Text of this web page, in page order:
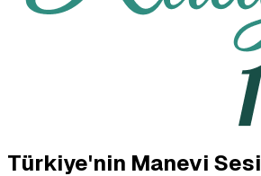
Türkiye'nin Manevi Sesi